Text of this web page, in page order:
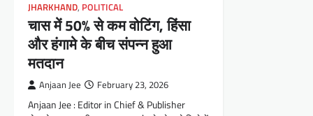
JHARKHAND, POLITICAL
चास में 50% से कम वोटिंग, हिंसा
और हंगामे के बीच संपन्न हुआ
मतदान
Anjaan Jee February 23, 2026
Anjaan Jee : Editor in Chief & Publisher